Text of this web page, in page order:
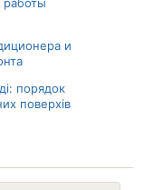
и
порядок
поверхів